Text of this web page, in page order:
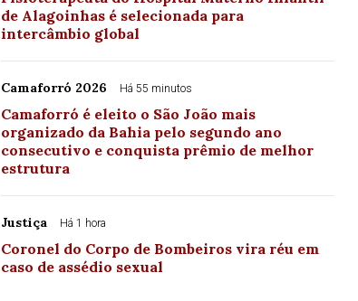
de Alagoinhas é selecionada para
intercâmbio global
Camaforró 2026 Há 55 minutos
Camaforró é eleito o São João mais
organizado da Bahia pelo segundo ano
consecutivo e conquista prêmio de melhor
estrutura
Justiça Há 1 hora
Coronel do Corpo de Bombeiros vira réu em
caso de assédio sexual